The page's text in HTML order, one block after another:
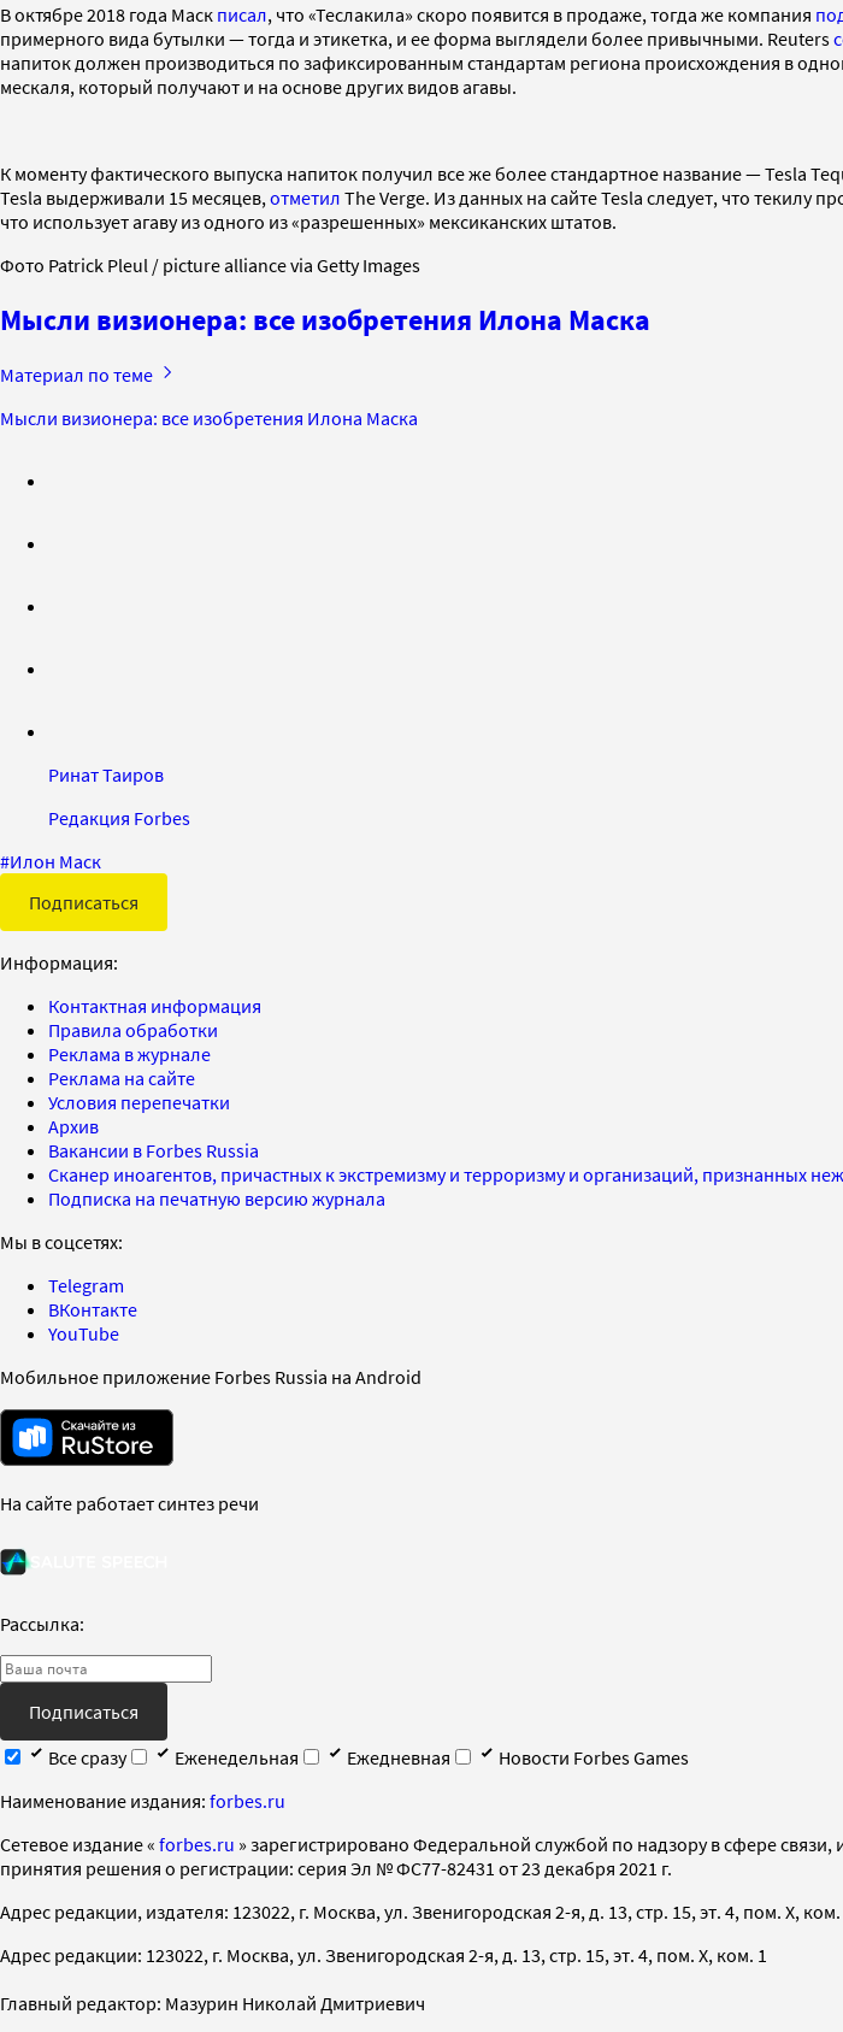
В октябре 2018 года Маск писал, что «Теслакила» скоро появится в продаже, тогда же компания
примерного вида бутылки — тогда и этикетка, и ее форма выглядели более привычными. Reuters
напиток должен производиться по зафиксированным стандартам региона происхождения в
мескаля, который получают и на основе других видов агавы.
К моменту фактического выпуска напиток получил все же более стандартное название — Tesla
Tesla выдерживали 15 месяцев, отметил The Verge. Из данных на сайте Tesla следует, что
что использует агаву из одного из «разрешенных» мексиканских штатов.
Фото Patrick Pleul / picture alliance via Getty Images
Мысли визионера: все изобретения Илона Маска
Материал по теме
Мысли визионера: все изобретения Илона Маска
Ринат Таиров
Редакция Forbes
#Илон Маск
Подписаться
Информация:
Контактная информация
Правила обработки
Реклама в журнале
Реклама на сайте
Условия перепечатки
Архив
Вакансии в Forbes Russia
Сканер иноагентов, причастных к экстремизму и терроризму и организаций, признанных
Подписка на печатную версию журнала
Мы в соцсетях:
Telegram
ВКонтакте
YouTube
Мобильное приложение Forbes Russia на Android
На сайте работает синтез речи
Рассылка:
Подписаться
Все сразу
Еженедельная Ежедневная
Новости Forbes Games
Наименование издания: forbes.ru
Cетевое издание « forbes.ru » зарегистрировано Федеральной службой по надзору в сфере
принятия решения о регистрации: серия Эл № ФС77-82431 от 23 декабря 2021 г.
Адрес редакции, издателя: 123022, г. Москва, ул. Звенигородская 2-я, д. 13, стр. 15, эт. 4, пом. X, ком.
Адрес редакции: 123022, г. Москва, ул. Звенигородская 2-я, д. 13, стр. 15, эт. 4, пом. X, ком. 1
Главный редактор: Мазурин Николай Дмитриевич